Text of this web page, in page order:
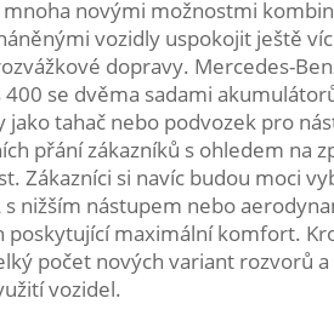
novými možnostmi
vozidly uspokojit ještě
dopravy. Mercedes-
se dvěma sadami
tahač nebo podvozek pro
přání zákazníků s ohledem na
Zákazníci si navíc budou moci
nižším nástupem nebo
poskytující maximální komfort.
počet nových variant rozvorů
vozidel.